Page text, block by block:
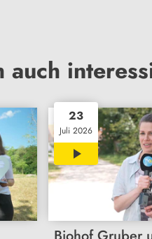
auch
23
Juli 2026
15:01